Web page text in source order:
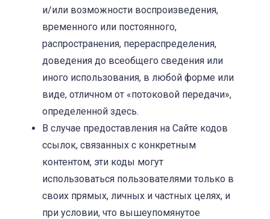
и/или возможности воспроизведения,
временного или постоянного,
распространения, перераспределения,
доведения до всеобщего сведения или
иного использования, в любой форме или
виде, отличном от «потоковой передачи»,
определенной здесь.
В случае предоставления на Сайте кодов
ссылок, связанных с конкретным
контентом, эти коды могут
использоваться пользователями только в
своих прямых, личных и частных целях, и
при условии, что вышеупомянутое